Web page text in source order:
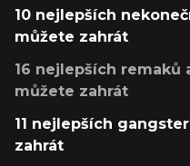
10 nejlepších
můžete zahrát
16 nejlepších remaků
můžete zahrát
11 nejlepších
zahrát